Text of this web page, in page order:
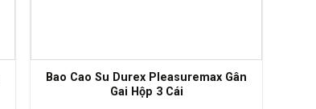
Bao Cao Su Durex Pleasuremax Gân
Gai Hộp 3 Cái